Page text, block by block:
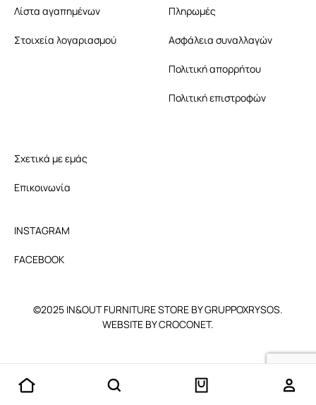
Λίστα αγαπημένων
Στοιχεία λογαριασμού
Πληρωμές
Ασφάλεια συναλλαγών
Πολιτική απορρήτου
Πολιτική επιστροφών
Σχετικά με εμάς
Επικοινωνία
INSTAGRAM
FACEBOOK
©2025 IN&OUT FURNITURE STORE BY GRUPPOXRYSOS.
WEBSITE BY CROCONET.